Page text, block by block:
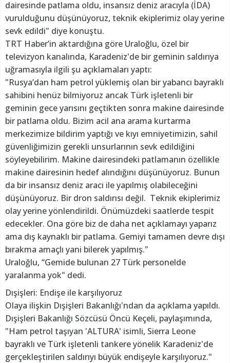
dairesinde patlama oldu, insansız deniz aracıyla (İDA)
vurulduğunu düşünüyoruz, teknik ekiplerimiz olay yerine
sevk edildi" diye konuştu.
TRT Haber’in aktardığına göre Uraloğlu, özel bir
televizyon kanalında, Karadeniz'de bir geminin saldırıya
uğramasıyla ilgili şu açıklamaları yaptı:
"Rusya’dan ham petrol yüklemiş olan bir yabancı bayraklı
sahibini henüz bilmiyoruz ancak Türk işletenli bir
geminin gece yarısını geçtikten sonra makine dairesinde
bir patlama oldu. Bizim acil ana arama kurtarma
merkezimize bildirim yaptığı ve kıyı emniyetimizin, sahil
güvenliğimizin gerekli unsurlarının sevk edildiğini
söyleyebilirim. Makine dairesindeki patlamanın özellikle
makine dairesinin hedef alındığını düşünüyoruz. Bunun
da bir insansız deniz aracı ile yapılmış olabileceğini
düşünüyoruz. Bir dron saldırısı değil. Teknik ekiplerimiz
olay yerine yönlendirildi. Önümüzdeki saatlerde tespit
edecekler. Ona göre biz de daha net açıklamayı yaparız
ama dış kaynaklı bir patlama. Gemiyi tamamen devre dışı
bırakma amaçlı yani bilerek yapılmış."
Uraloğlu, “Gemide bulunan 27 Türk personelde
yaralanma yok" dedi.
Dışişleri: Endişe ile karşılıyoruz
Olaya ilişkin Dışişleri Bakanlığı'ndan da açıklama yapıldı.
Dışişleri Bakanlığı Sözcüsü Öncü Keçeli, paylaşımında,
"Ham petrol taşıyan 'ALTURA' isimli, Sierra Leone
bayraklı ve Türk işletenli tankere yönelik Karadeniz'de
gerçekleştirilen saldırıyı büyük endişeyle karşılıyoruz."